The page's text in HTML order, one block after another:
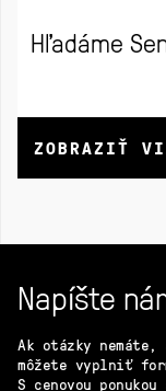
Hľadáme
ZOBRAZIŤ
Napíšte
Ak otázky nemáte,
môžete vyplniť
S cenovou